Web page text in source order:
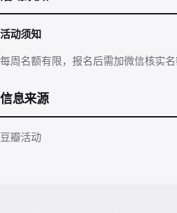
活动须知
每周名额有限，报名后需加微信核实
信息来源
豆瓣活动